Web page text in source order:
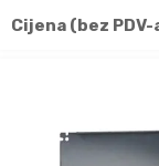
Cijena (bez PDV-